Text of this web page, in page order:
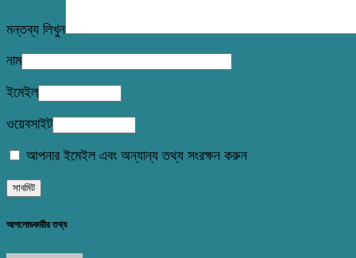
মন্তব্য লিখুন
নাম
ইমেইল
ওয়েবসাইট
আপনার ইমেইল এবং অন্যান্য তথ্য সংরক্ষন করুন
আপলোডকারীর তথ্য